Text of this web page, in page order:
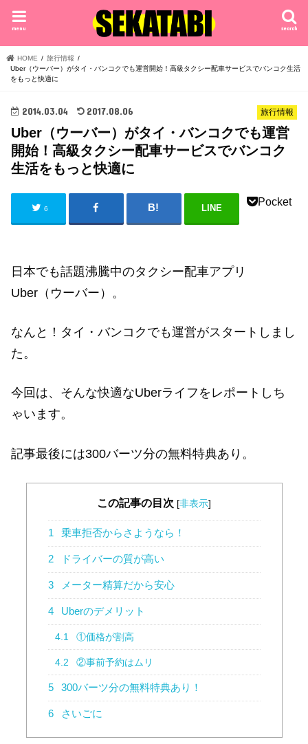
search
menu
HOME
旅行情報
Uber（ウーバー）がタイ・バンコクでも運営開始！高級タクシー配車サービスでバンコク生活
をもっと快適に
旅行情報
2014.03.04 2017.08.06
Uber（ウーバー）がタイ・バンコクでも運営
開始！高級タクシー配車サービスでバンコク
生活をもっと快適に
6 LINE
Pocket
日本でも話題沸騰中のタクシー配車アプリ
Uber（ウーバー）。
なんと！タイ・バンコクでも運営がスタートしまし
た。
今回は、そんな快適なUberライフをレポートしち
ゃいます。
記事最後には300バーツ分の無料特典あり。
この記事の目次 [非表示]
1 乗車拒否からさようなら！
2 ドライバーの質が高い
3 メーター精算だから安心
4 Uberのデメリット
4.1 ①価格が割高
4.2 ②事前予約はムリ
5 300バーツ分の無料特典あり！
6 さいごに